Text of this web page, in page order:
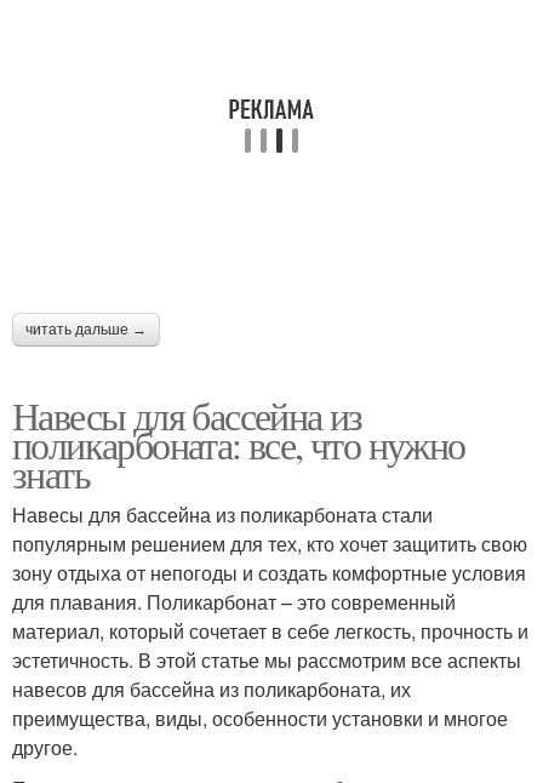
читать дальше →
Навесы для бассейна из
поликарбоната: все, что нужно
знать
Навесы для бассейна из поликарбоната стали
популярным решением для тех, кто хочет защитить свою
зону отдыха от непогоды и создать комфортные условия
для плавания. Поликарбонат – это современный
материал, который сочетает в себе легкость, прочность и
эстетичность. В этой статье мы рассмотрим все аспекты
навесов для бассейна из поликарбоната, их
преимущества, виды, особенности установки и многое
другое.